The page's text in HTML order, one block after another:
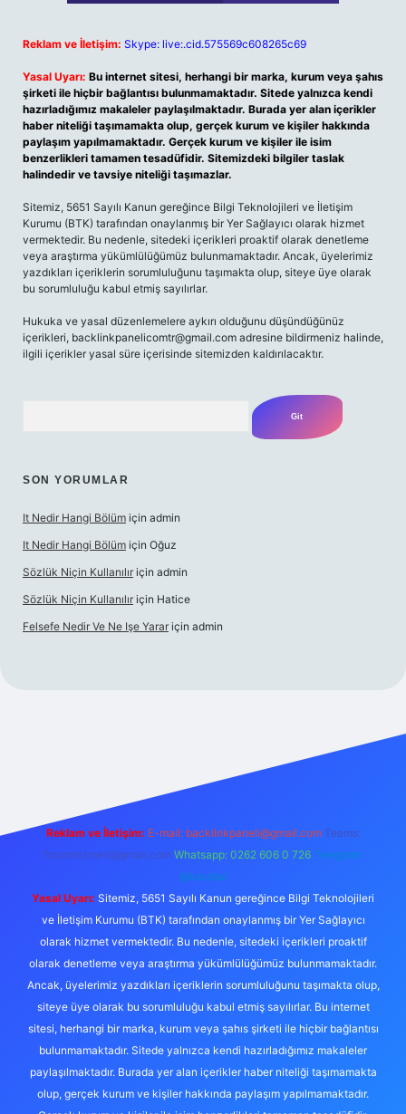
Reklam ve İletişim: Skype: live:.cid.575569c608265c69
Yasal Uyarı: Bu internet sitesi, herhangi bir marka, kurum veya şahıs
şirketi ile hiçbir bağlantısı bulunmamaktadır. Sitede yalnızca kendi
hazırladığımız makaleler paylaşılmaktadır. Burada yer alan içerikler
haber niteliği taşımamakta olup, gerçek kurum ve kişiler hakkında
paylaşım yapılmamaktadır. Gerçek kurum ve kişiler ile isim
benzerlikleri tamamen tesadüfidir. Sitemizdeki bilgiler taslak
halindedir ve tavsiye niteliği taşımazlar.
Sitemiz, 5651 Sayılı Kanun gereğince Bilgi Teknolojileri ve İletişim
Kurumu (BTK) tarafından onaylanmış bir Yer Sağlayıcı olarak hizmet
vermektedir. Bu nedenle, sitedeki içerikleri proaktif olarak denetleme
veya araştırma yükümlülüğümüz bulunmamaktadır. Ancak, üyelerimiz
yazdıkları içeriklerin sorumluluğunu taşımakta olup, siteye üye olarak
bu sorumluluğu kabul etmiş sayılırlar.
Hukuka ve yasal düzenlemelere aykırı olduğunu düşündüğünüz
içerikleri, backlinkpanelicomtr@gmail.com adresine bildirmeniz halinde,
ilgili içerikler yasal süre içerisinde sitemizden kaldırılacaktır.
SON YORUMLAR
It Nedir Hangi Bölüm için admin
It Nedir Hangi Bölüm için Oğuz
Sözlük Niçin Kullanılır için admin
Sözlük Niçin Kullanılır için Hatice
Felsefe Nedir Ve Ne Işe Yarar için admin
Reklam ve İletişim: E-mail: backlinkpaneli@gmail.com Teams:
forumhizmeti@gmail.com Whatsapp: 0262 606 0 726 Telegram:
@karabul
Yasal Uyarı: Sitemiz, 5651 Sayılı Kanun gereğince Bilgi Teknolojileri
ve İletişim Kurumu (BTK) tarafından onaylanmış bir Yer Sağlayıcı
olarak hizmet vermektedir. Bu nedenle, sitedeki içerikleri proaktif
olarak denetleme veya araştırma yükümlülüğümüz bulunmamaktadır.
Ancak, üyelerimiz yazdıkları içeriklerin sorumluluğunu taşımakta olup,
siteye üye olarak bu sorumluluğu kabul etmiş sayılırlar. Bu internet
sitesi, herhangi bir marka, kurum veya şahıs şirketi ile hiçbir bağlantısı
bulunmamaktadır. Sitede yalnızca kendi hazırladığımız makaleler
paylaşılmaktadır. Burada yer alan içerikler haber niteliği taşımamakta
olup, gerçek kurum ve kişiler hakkında paylaşım yapılmamaktadır.